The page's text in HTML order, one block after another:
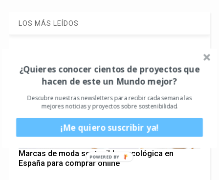
LOS MÁS LEÍDOS
Marcas de moda sostenible y ecológica en
España para comprar online
¿Quieres conocer cientos de proyectos que
hacen de este un Mundo mejor?
Descubre nuestras newsletters para recibir cada semana las
mejores noticias y proyectos sobre sostenibilidad.
¡Me quiero suscribir ya!